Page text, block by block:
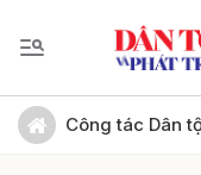
Công tác Dân
Gửi bình luận